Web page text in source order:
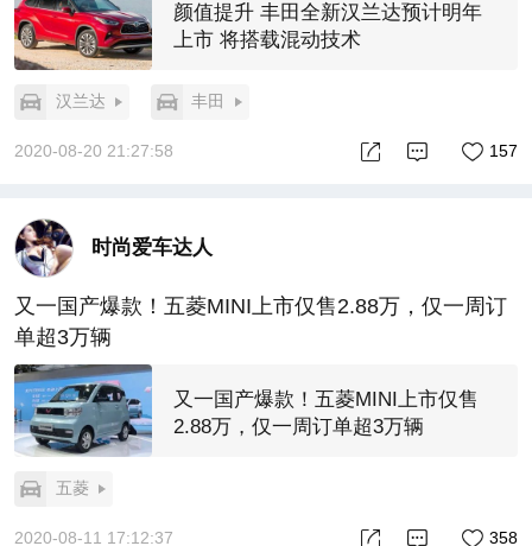
颜值提升 丰田全新汉兰达预计明年
上市 将搭载混动技术
汉兰达 丰田
2020-08-20 21:27:58 157
时尚爱车达人
又一国产爆款！五菱MINI上市仅售2.88万，仅一周订
单超3万辆
又一国产爆款！五菱MINI上市仅售
2.88万，仅一周订单超3万辆
五菱
2020-08-11 17:12:37 358